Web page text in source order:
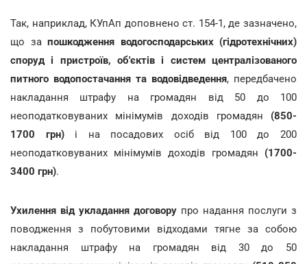
Так, наприклад, КУпАп доповнено ст. 154-1, де зазначено,
що запошкодження водогосподарських (гідротехнічних)
споруд і пристроїв, об'єктів і систем централізованого
питного водопостачання та водовідведення, передбачено
накладання штрафу на громадян від 50 до 100
неоподатковуваних мінімумів доходів громадян (850-
1700 грн)і на посадових осіб від 100 до 200
неоподатковуваних мінімумів доходів громадян (1700-
3400 грн).
Ухилення від укладання договору про надання послуги з
поводження з побутовими відходами тягне за собою
накладання штрафу на громадян від 30 до 50